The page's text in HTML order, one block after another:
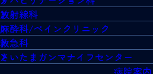
放射線科
麻酔科/ペインクリニック
救急科
さいたまガンマナイフセンター
病院案内